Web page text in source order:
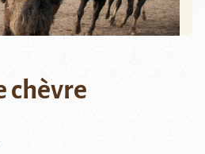
chèvre